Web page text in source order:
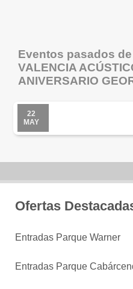
Eventos pasados
VALENCIA
ANIVERSARIO
22
MAY
Ofertas
Entradas Parque Warner
Entradas Parque